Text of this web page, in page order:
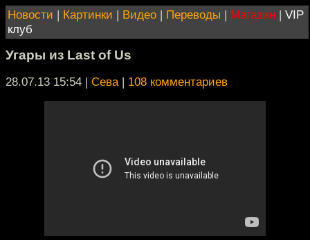
Новости | Картинки | Видео | Переводы | Магазин | VIP
клуб
Угары из Last of Us
28.07.13 15:54 | Сева| 108 комментариев